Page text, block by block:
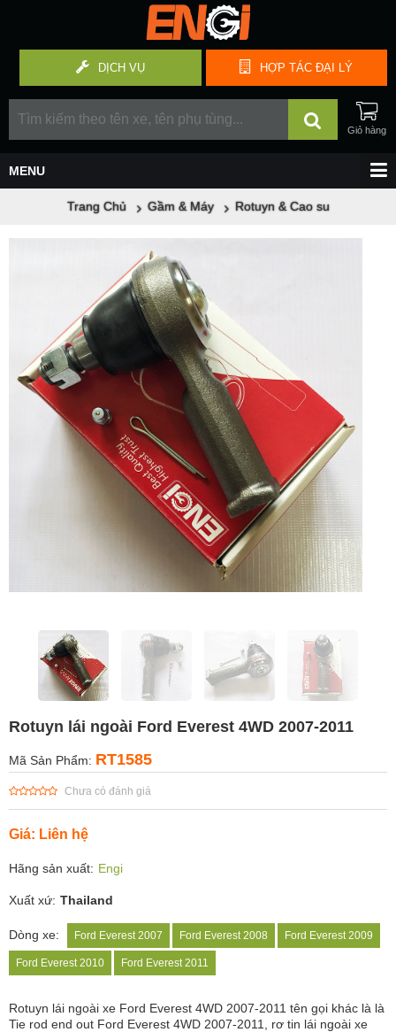
HỢP TÁC ĐẠI LÝ
DỊCH VỤ
Trang Chủ Gầm & Máy Rotuyn & Cao su
Rotuyn lái ngoài Ford Everest 4WD 2007-2011
Mã Sản Phẩm: RT1585
Chưa có đánh giá
Giá: Liên hệ
Hãng sản xuất: Engi
Xuất xứ: Thailand
Dòng xe: Ford Everest 2007 Ford Everest 2008 Ford Everest 2009
Ford Everest 2010 Ford Everest 2011
Rotuyn lái ngoài xe Ford Everest 4WD 2007-2011 tên gọi khác là là
Tie rod end out Ford Everest 4WD 2007-2011, rơ tin lái ngoài xe